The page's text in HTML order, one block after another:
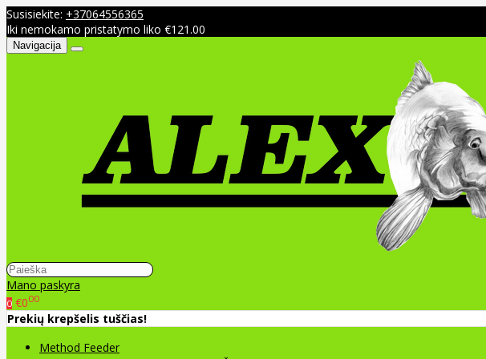
Susisiekite: +37064556365
Iki nemokamo pristatymo liko €121.00
Navigacija
Mano paskyra
0 €000
Prekių krepšelis tuščias!
Method Feeder